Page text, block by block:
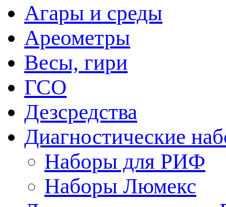
Агары и среды
Ареометры
Весы, гири
ГСО
Дезсредства
Диагностические
Наборы для РИФ
Наборы Люмекс